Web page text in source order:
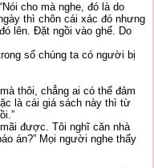
cho mà nghe, đó là do
thì chôn cái xác đó nhưng
lên. Đặt ngồi vào ghế. Do
số chúng ta có người bị
thôi, chẳng ai có thể đảm
là cái giá sách này thì từ
được. Tôi nghĩ căn nhà
án?” Mọi người nghe thấy